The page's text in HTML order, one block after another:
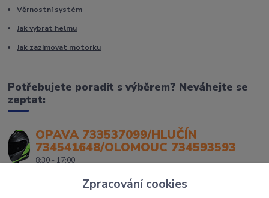
Věrnostní systém
Jak vybrat helmu
Jak zazimovat motorku
Potřebujete poradit s výběrem? Neváhejte se
zeptat:
OPAVA 733537099/HLUČÍN
734541648/OLOMOUC 734593593
8:30 - 17:00
Zpracování cookies